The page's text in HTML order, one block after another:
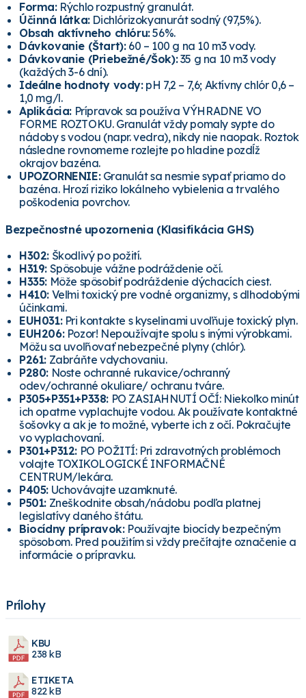
Forma:Rýchlo rozpustný granulát.
Účinná látka:Dichlórizokyanurát sodný (97,5%).
Obsah aktívneho chlóru:56%.
Dávkovanie (Štart):60 – 100 g na 10 m3 vody.
Dávkovanie (Priebežné/Šok):35 g na 10 m3 vody
(každých 3-6 dní).
Ideálne hodnoty vody:pH 7,2 – 7,6; Aktívny chlór 0,6 –
1,0 mg/l.
Aplikácia: Prípravok sa používa VÝHRADNE VO
FORME ROZTOKU. Granulát vždy pomaly sypte do
nádoby s vodou (napr. vedra), nikdy nie naopak. Roztok
následne rovnomerne rozlejte po hladine pozdĺž
okrajov bazéna.
UPOZORNENIE:Granulát sa nesmie sypať priamo do
bazéna. Hrozí riziko lokálneho vybielenia a trvalého
poškodenia povrchov.
Bezpečnostné upozornenia (Klasifikácia GHS)
H302: Škodlivý po požití.
H319: Spôsobuje vážne podráždenie očí.
H335: Môže spôsobiť podráždenie dýchacích ciest.
H410: Veľmi toxický pre vodné organizmy, s dlhodobými
účinkami.
EUH031:Pri kontakte s kyselinami uvoľňuje toxický plyn.
EUH206:Pozor! Nepoužívajte spolu s inými výrobkami.
Môžu sa uvoľňovať nebezpečné plyny (chlór).
P261: Zabráňte vdychovaniu.
P280: Noste ochranné rukavice/ochranný
odev/ochranné okuliare/ ochranu tváre.
P305+P351+P338: PO ZASIAHNUTÍ OČÍ: Niekoľko minút
ich opatrne vyplachujte vodou. Ak používate kontaktné
šošovky a ak je to možné, vyberte ich z očí. Pokračujte
vo vyplachovaní.
P301+P312: PO POŽITÍ: Pri zdravotných problémoch
volajte TOXIKOLOGICKÉ INFORMAČNÉ
CENTRUM/lekára.
P405: Uchovávajte uzamknuté.
P501: Zneškodnite obsah/nádobu podľa platnej
legislatívy daného štátu.
Biocídny prípravok:Používajte biocídy bezpečným
spôsobom. Pred použitím si vždy prečítajte označenie a
informácie o prípravku.
Prílohy
KBU
238 kB
ETIKETA
822 kB